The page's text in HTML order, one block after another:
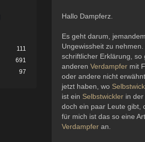
111
691
97
Hallo Dampferz.
Es geht darum,
Ungewissheit zu
schriftlicher Erklärung,
anderenVerdampfer mit
oder andere nicht
jetzt haben, wo
ist ein Selbstwickler in
doch ein paar Leute gibt,
für mich ist das so eine
Verdampfer an.